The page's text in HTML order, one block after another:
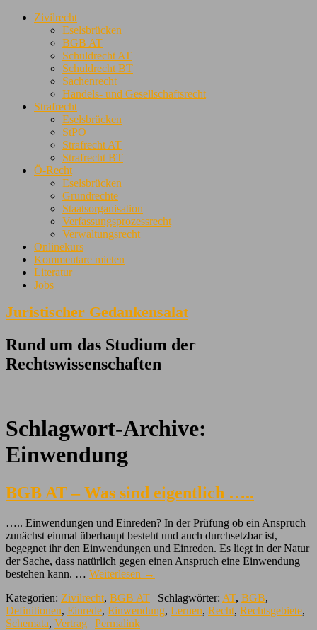
Zivilrecht
Eselsbrücken
BGB AT
Schuldrecht AT
Schuldrecht BT
Sachenrecht
Handels- und Gesellschaftsrecht
Strafrecht
Eselsbrücken
StPO
Strafrecht AT
Strafrecht BT
Ö-Recht
Eselsbrücken
Grundrechte
Staatsorganisation
Verfassungsprozessrecht
Verwaltungsrecht
Onlinekurs
Kommentare mieten
Literatur
Jobs
Juristischer Gedankensalat
Rund um das Studium der
Rechtswissenschaften
Schlagwort-Archive:
Einwendung
BGB AT – Was sind eigentlich …..
….. Einwendungen und Einreden? In der Prüfung ob ein Anspruch
zunächst einmal überhaupt besteht und auch durchsetzbar ist,
begegnet ihr den Einwendungen und Einreden. Es liegt in der Natur
der Sache, dass natürlich gegen einen Anspruch eine Einwendung
bestehen kann. … Weiterlesen →
Kategorien: Zivilrecht, BGB AT | Schlagwörter: AT, BGB,
Definitionen, Einrede, Einwendung, Lernen, Recht, Rechtsgebiete,
Schemata, Vertrag | Permalink